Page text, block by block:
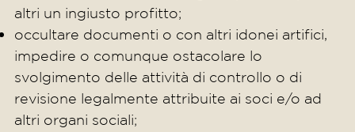
altri un ingiusto profitto;
occultare documenti o con altri idonei artifici,
impedire o comunque ostacolare lo
svolgimento delle attività di controllo o di
revisione legalmente attribuite ai soci e/o ad
altri organi sociali;